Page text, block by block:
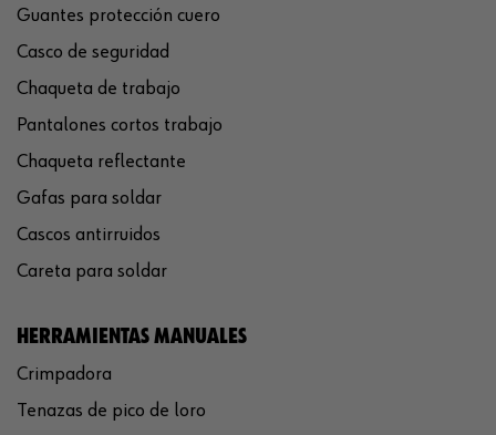
Guantes protección cuero
Casco de seguridad
Chaqueta de trabajo
Pantalones cortos trabajo
Chaqueta reflectante
Gafas para soldar
Cascos antirruidos
Careta para soldar
HERRAMIENTAS MANUALES
Crimpadora
Tenazas de pico de loro